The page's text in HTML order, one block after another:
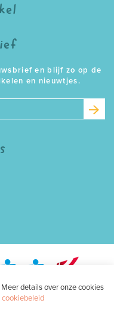
en blijf zo op de
en nieuwtjes.
Meer details over onze cookies
cookiebeleid